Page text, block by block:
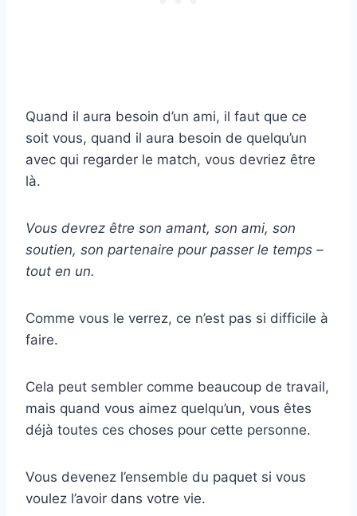
Quand il aura besoin d’un ami, il faut que ce
soit vous, quand il aura besoin de quelqu’un
avec qui regarder le match, vous devriez être
là.
Vous devrez être son amant, son ami, son
soutien, son partenaire pour passer le temps –
tout en un.
Comme vous le verrez, ce n’est pas si difficile à
faire.
Cela peut sembler comme beaucoup de travail,
mais quand vous aimez quelqu’un, vous êtes
déjà toutes ces choses pour cette personne.
Vous devenez l’ensemble du paquet si vous
voulez l’avoir dans votre vie.